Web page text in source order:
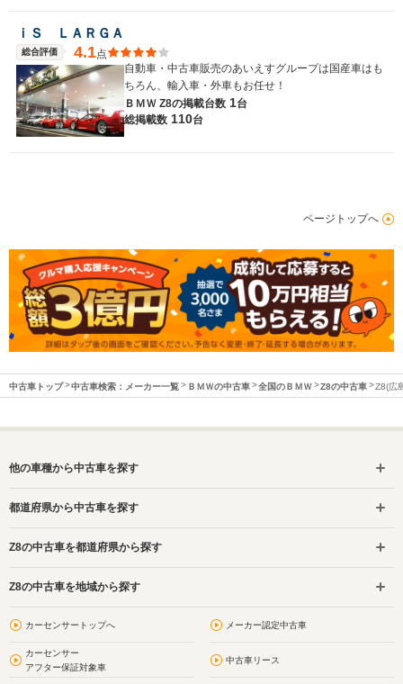
ｉＳ ＬＡＲＧＡ
総合評価 4.1点
自動車・中古車販売のあいえすグループは国産車はも
ちろん、輸入車・外車もお任せ！
ＢＭＷ Z8の掲載台数 1台
総掲載数 110台
ページトップへ
中古車トップ 中古車検索：メーカー一覧 ＢＭＷの中古車 全国のＢＭＷ Z8の中古車 Z8(広
他の車種から中古車を探す
都道府県から中古車を探す
Z8の中古車を都道府県から探す
Z8の中古車を地域から探す
カーセンサートップへ メーカー認定中古車
カーセンサー
アフター保証対象車
中古車リース